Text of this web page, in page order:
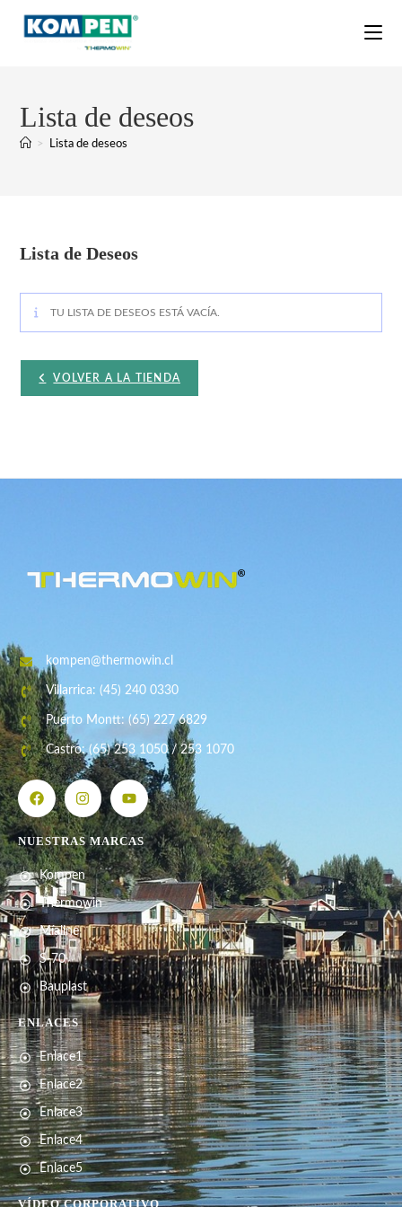
Lista de deseos
> Lista de deseos
Lista de Deseos
TU LISTA DE DESEOS ESTÁ VACÍA.
VOLVER A LA TIENDA
kompen@thermowin.cl
Villarrica: (45) 240 0330
Puerto Montt: (65) 227 6829
Castro: (65) 253 1050 / 253 1070
NUESTRAS MARCAS
Kompen
Thermowin
Míaline
S-70
Bauplast
ENLACES
Enlace1
Enlace2
Enlace3
Enlace4
Enlace5
VÍDEO CORPORATIVO